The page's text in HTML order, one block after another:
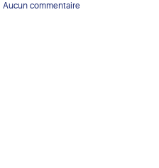
Aucun commentaire